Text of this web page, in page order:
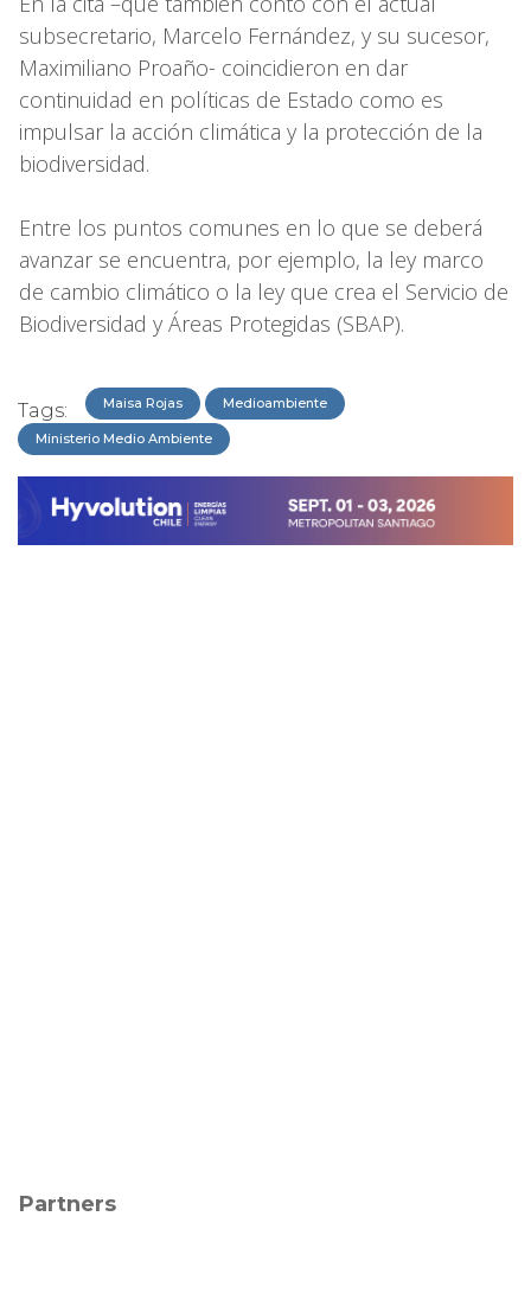
subsecretario, Marcelo Fernández, y su sucesor,
Maximiliano Proaño- coincidieron en dar
continuidad en políticas de Estado como es
impulsar la acción climática y la protección de la
biodiversidad.
Entre los puntos comunes en lo que se deberá
avanzar se encuentra, por ejemplo, la ley marco
de cambio climático o la ley que crea el Servicio de
Biodiversidad y Áreas Protegidas (SBAP).
Tags: Maisa Rojas Medioambiente
Ministerio Medio Ambiente
Partners